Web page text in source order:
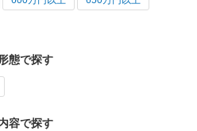
態で探す
容で探す